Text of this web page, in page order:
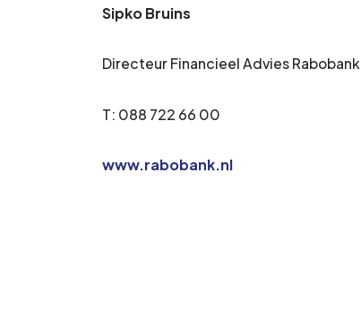
Sipko Bruins
Directeur Financieel Advies Rabobank
T: 088 722 66 00
www.rabobank.nl